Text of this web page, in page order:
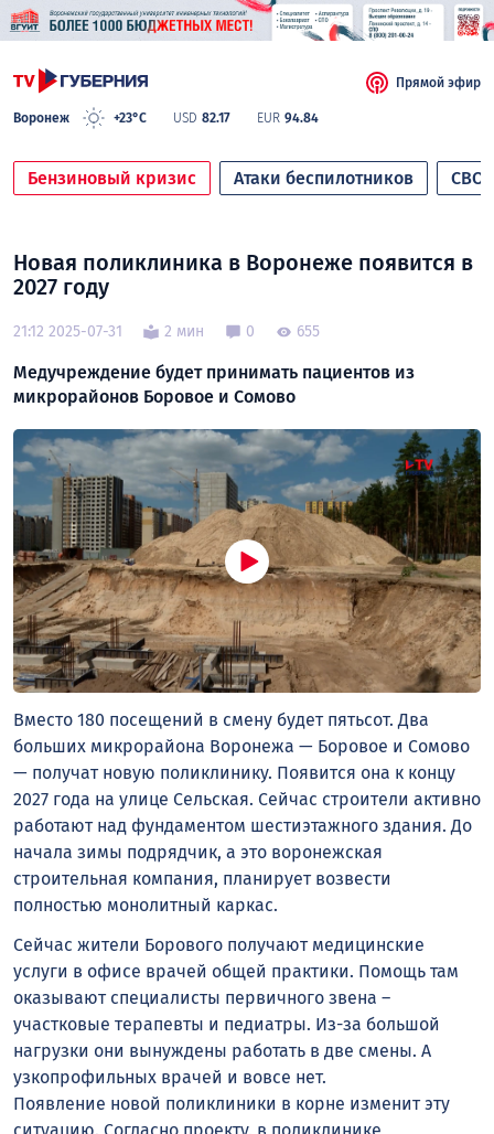
Воронеж +23°C USD 82.17 EUR 94.84
Прямой эфир
Бензиновый кризис Атаки беспилотников СВО
Новая поликлиника в Воронеже появится в
2027 году
21:12 2025-07-31 2 мин 0 655
Медучреждение будет принимать пациентов из
микрорайонов Боровое и Сомово
Вместо 180 посещений в смену будет пятьсот. Два
больших микрорайона Воронежа — Боровое и Сомово
— получат новую поликлинику. Появится она к концу
2027 года на улице Сельская. Сейчас строители активно
работают над фундаментом шестиэтажного здания. До
начала зимы подрядчик, а это воронежская
строительная компания, планирует возвести
полностью монолитный каркас.
Сейчас жители Борового получают медицинские
услуги в офисе врачей общей практики. Помощь там
оказывают специалисты первичного звена –
участковые терапевты и педиатры. Из-за большой
нагрузки они вынуждены работать в две смены. А
узкопрофильных врачей и вовсе нет.
Появление новой поликлиники в корне изменит эту